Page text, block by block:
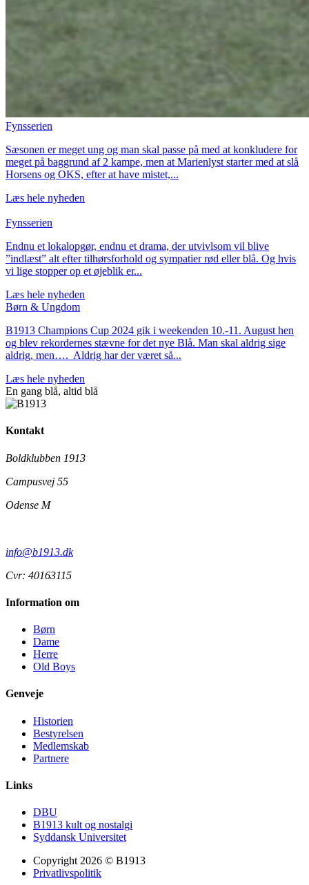
Fynsserien
Sæsonen er meget ung og man skal passe på med at konkludere for
meget på baggrund af 2 kampe, men at Marienlyst starter med at slå
Horsens og OKS, efter at have mistet,...
Læs hele nyheden
Fynsserien
Endnu et lokalopgør, endnu et drama, der utvivlsom vil blive
”indlæst” alt efter tilhørsforhold og sympatier rød eller blå. Og hvis
vi lige stopper op et øjeblik er...
Læs hele nyheden
Børn & Ungdom
B1913 Champions Cup 2024 gik i weekenden 10.-11. August hen
og blev rekordernes stævne for det nye Blå. Man skal aldrig sige
aldrig, men…. Aldrig har der været så...
Læs hele nyheden
En gang blå, altid blå
Kontakt
Boldklubben 1913
Campusvej 55
Odense M
info@b1913.dk
Cvr: 40163115
Information om
Børn
Dame
Herre
Old Boys
Genveje
Historien
Bestyrelsen
Medlemskab
Partnere
Links
DBU
B1913 kult og nostalgi
Syddansk Universitet
Copyright 2026 © B1913
Privatlivspolitik